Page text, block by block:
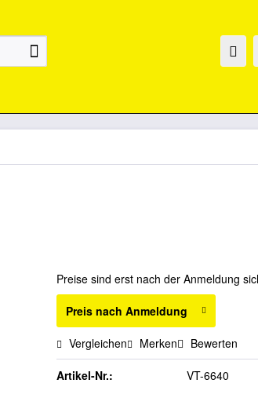
Preise sind erst nach der Anmeldung
Preis nach Anmeldung
Vergleichen Merken Bewerten
Artikel-Nr.: VT-6640